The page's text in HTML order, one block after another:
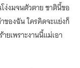
ง่งมจนตัวตาย ชาตินี้ขอ
องฉัน ใครคิดจะแย่งก็
ยเพราะงานนี้แม่เอา